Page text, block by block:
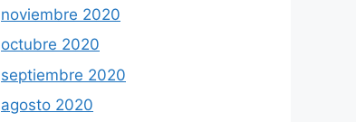
noviembre 2020
octubre 2020
septiembre 2020
agosto 2020